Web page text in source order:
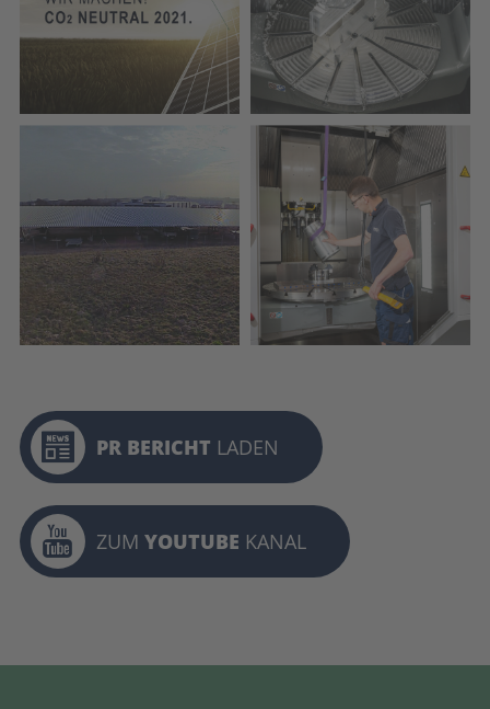
PR BERICHT LADEN
ZUM YOUTUBE KANAL